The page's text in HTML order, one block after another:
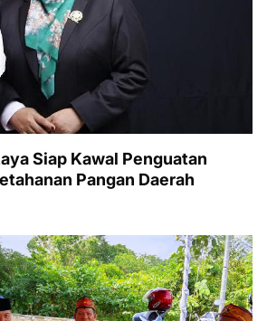
Siap Kawal Penguatan
Pangan Daerah